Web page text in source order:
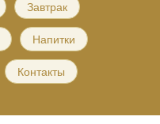
Завтрак
Напитки
Контакты